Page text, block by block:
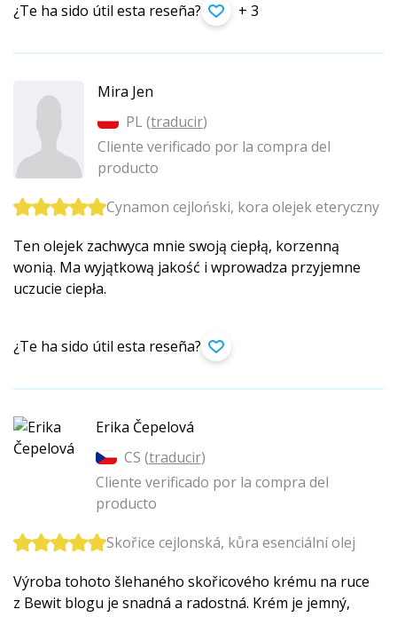
¿Te ha sido útil esta reseña? + 3
Mira Jen
PL (traducir)
Cliente verificado por la compra del
producto
Cynamon cejloński, kora olejek eteryczny
Ten olejek zachwyca mnie swoją ciepłą, korzenną
wonią. Ma wyjątkową jakość i wprowadza przyjemne
uczucie ciepła.
¿Te ha sido útil esta reseña?
Erika Čepelová
CS (traducir)
Cliente verificado por la compra del
producto
Skořice cejlonská, kůra esenciální olej
Výroba tohoto šlehaného skořicového krému na ruce
z Bewit blogu je snadná a radostná. Krém je jemný,